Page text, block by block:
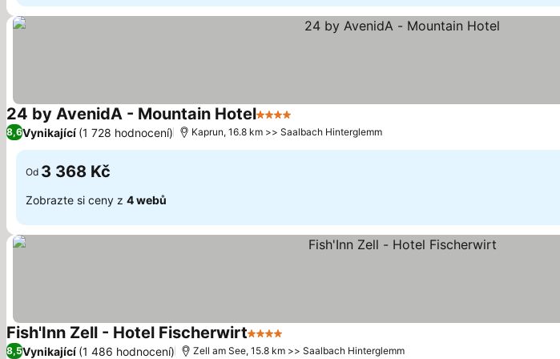
24 by AvenidA - Mountain Hotel4 Počet hvězdiček
8,6Vynikající (1 728 hodnocení) Kaprun, 16.8 km >> Saalbach Hinterglemm
Od 3 368 Kč
Zobrazte si ceny z 4 webů
Fish'Inn Zell - Hotel Fischerwirt4 Počet hvězdiček
8,5Vynikající (1 486 hodnocení) Zell am See, 15.8 km >> Saalbach Hinterglemm